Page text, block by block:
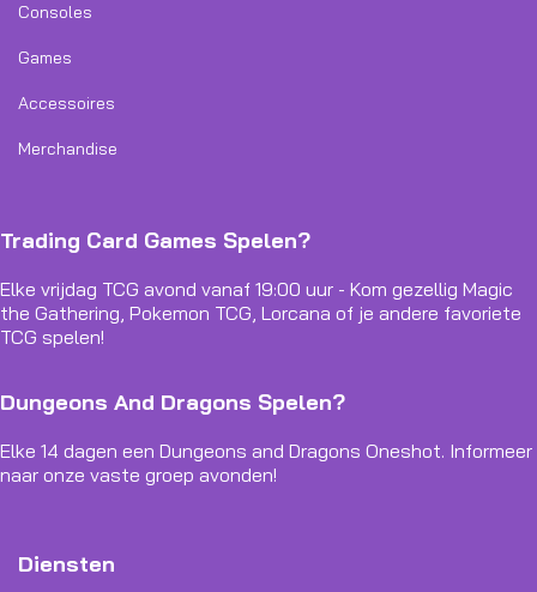
Consoles
Games
Accessoires
Merchandise
Trading Card Games Spelen?
Elke vrijdag TCG avond vanaf 19:00 uur - Kom gezellig Magic
the Gathering, Pokemon TCG, Lorcana of je andere favoriete
TCG spelen!
Dungeons And Dragons Spelen?
Elke 14 dagen een Dungeons and Dragons Oneshot. Informeer
naar onze vaste groep avonden!
Diensten